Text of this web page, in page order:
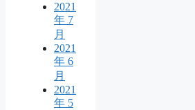
2021
年 7
月
2021
年 6
月
2021
年 5